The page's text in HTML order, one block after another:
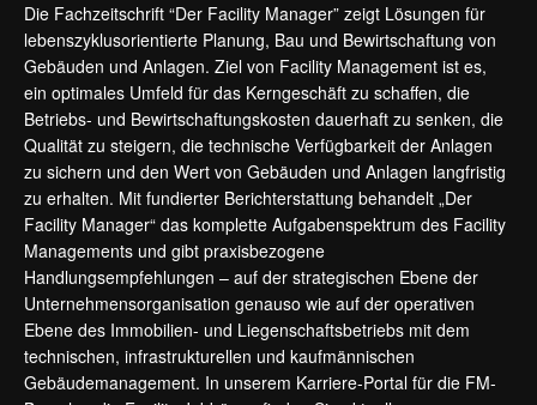
Die Fachzeitschrift “Der Facility Manager” zeigt Lösungen für
lebenszyklusorientierte Planung, Bau und Bewirtschaftung von
Gebäuden und Anlagen. Ziel von Facility Management ist es,
ein optimales Umfeld für das Kerngeschäft zu schaffen, die
Betriebs- und Bewirtschaftungskosten dauerhaft zu senken, die
Qualität zu steigern, die technische Verfügbarkeit der Anlagen
zu sichern und den Wert von Gebäuden und Anlagen langfristig
zu erhalten. Mit fundierter Berichterstattung behandelt „Der
Facility Manager“ das komplette Aufgabenspektrum des Facility
Managements und gibt praxisbezogene
Handlungsempfehlungen – auf der strategischen Ebene der
Unternehmensorganisation genauso wie auf der operativen
Ebene des Immobilien- und Liegenschaftsbetriebs mit dem
technischen, infrastrukturellen und kaufmännischen
Gebäudemanagement. In unserem Karriere-Portal für die FM-